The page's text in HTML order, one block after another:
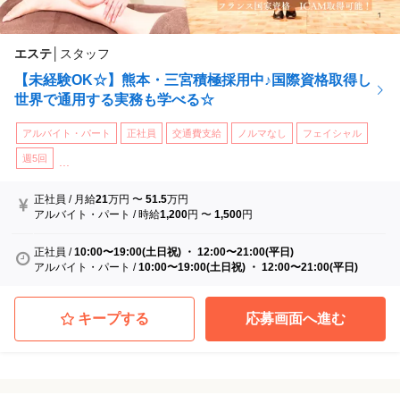
エステ スタッフ
【未経験OK☆】熊本・三宮積極採用中♪国際資格取得し
世界で通用する実務も学べる☆
アルバイト・パート 正社員 交通費支給 ノルマなし フェイシャル
週5回
正社員 / 月給21万円 〜51.5万円
アルバイト・パート /時給1,200円 〜1,500円
正社員 /10:00〜19:00(土日祝) ・ 12:00〜21:00(平日)
アルバイト・パート /10:00〜19:00(土日祝) ・ 12:00〜21:00(平日)
キープする 応募画面へ進む